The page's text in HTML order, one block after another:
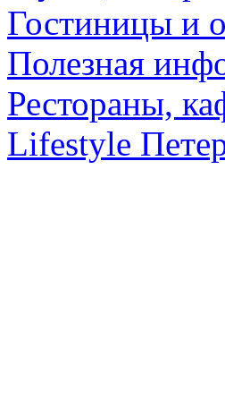
Гостиницы и
Полезная
Рестораны,
Lifestyle